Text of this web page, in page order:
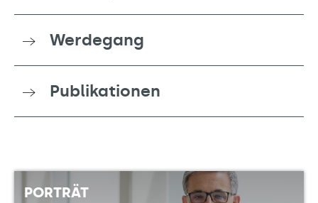
Werdegang
Publikationen
PORTRÄT